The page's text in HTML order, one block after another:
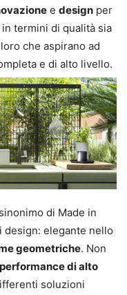
e design per
termini di qualità sia
che aspirano ad
e di alto livello.
di Made in
design: elegante nello
geometriche. Non
performance di alto
soluzioni